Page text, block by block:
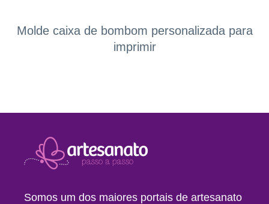
Molde caixa de bombom personalizada para
imprimir
Somos um dos maiores portais de artesanato